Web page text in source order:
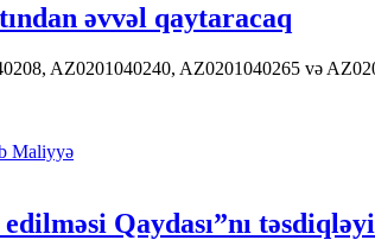
əvvəl qaytaracaq
AZ0201040240, AZ0201040265 və
Maliyyə
Qaydası”nı